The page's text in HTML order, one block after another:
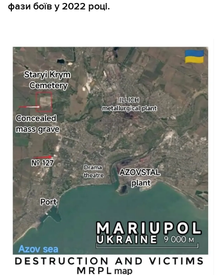
фази боїв у 2022 році.